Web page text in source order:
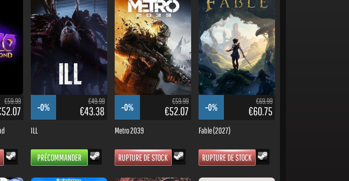
€59.99
-0%
€49.99
€43.38
ILL
PRÉCOMMANDER
-0%
€59.99
€52.07
Metro 2039
RUPTURE DE STOCK
-0%
€69.99
€60.75
Fable (2027)
RUPTURE DE STOCK